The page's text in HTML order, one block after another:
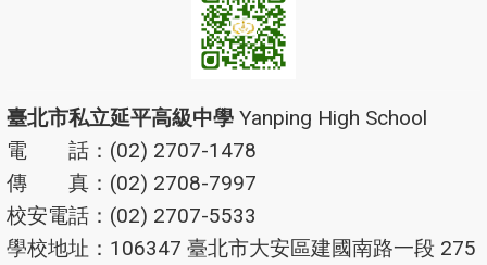
臺北市私立延平高級中學 Yanping High School
電 話：(02) 2707-1478
傳 真：(02) 2708-7997
校安電話：(02) 2707-5533
學校地址：106347 臺北市大安區建國南路一段 275